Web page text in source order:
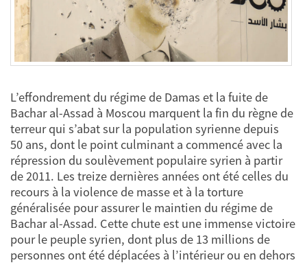
L’effondrement du régime de Damas et la fuite de
Bachar al-Assad à Moscou marquent la fin du règne de
terreur qui s’abat sur la population syrienne depuis
50 ans, dont le point culminant a commencé avec la
répression du soulèvement populaire syrien à partir
de 2011. Les treize dernières années ont été celles du
recours à la violence de masse et à la torture
généralisée pour assurer le maintien du régime de
Bachar al-Assad. Cette chute est une immense victoire
pour le peuple syrien, dont plus de 13 millions de
personnes ont été déplacées à l’intérieur ou en dehors